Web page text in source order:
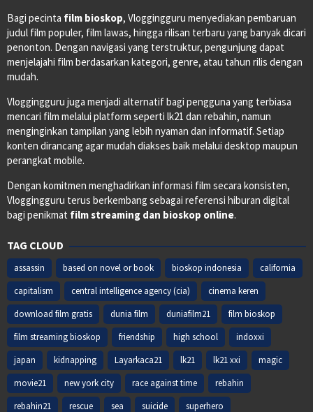
Bagi pecinta film bioskop, Vloggingguru menyediakan pembaruan
judul film populer, film lawas, hingga rilisan terbaru yang banyak dicari
penonton. Dengan navigasi yang terstruktur, pengunjung dapat
menjelajahi film berdasarkan kategori, genre, atau tahun rilis dengan
mudah.
Vloggingguru juga menjadi alternatif bagi pengguna yang terbiasa
mencari film melalui platform seperti lk21 dan rebahin, namun
menginginkan tampilan yang lebih nyaman dan informatif. Setiap
konten dirancang agar mudah diakses baik melalui desktop maupun
perangkat mobile.
Dengan komitmen menghadirkan informasi film secara konsisten,
Vloggingguru terus berkembang sebagai referensi hiburan digital
bagi penikmat film streaming dan bioskop online.
TAG CLOUD
assassin based on novel or book bioskop indonesia
california
capitalism
central intelligence agency (cia)
cinema keren
download film gratis
dunia film duniafilm21
film bioskop
film streaming bioskop
friendship high school
indoxxi
japan
kidnapping Layarkaca21 lk21 lk21 xxi
magic
movie21
new york city race against time
rebahin
rebahin21
rescue sea suicide superhero